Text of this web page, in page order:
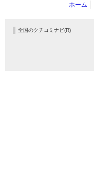
ホーム
全国のクチコミナビ(R)